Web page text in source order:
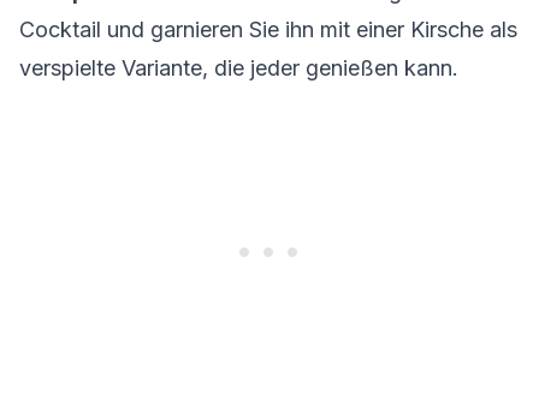
Cocktail und garnieren Sie ihn mit einer Kirsche als
verspielte Variante, die jeder genießen kann.